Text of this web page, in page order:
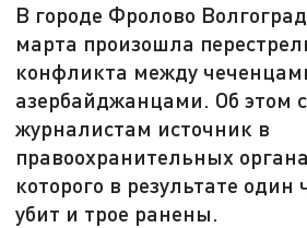
В городе Фролово
марта произошла
конфликта между
азербайджанцами. Об этом
журналистам источник в
правоохранительных
которого в результате один
убит и трое ранены.